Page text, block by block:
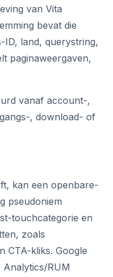
van Vita
bevat die
ID, land, querystring,
paginaweergaven,
vanaf account-,
, download- of
kan een openbare-
pseudoniem
touchcategorie en
zoals
CTA-kliks. Google
RUM